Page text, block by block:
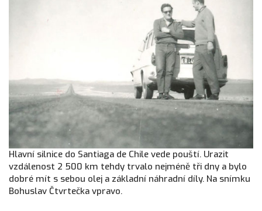
Hlavní silnice do Santiaga de Chile vede pouští. Urazit
vzdálenost 2 500 km tehdy trvalo nejméně tři dny a bylo
dobré mít s sebou olej a základní náhradní díly. Na snímku
Bohuslav Čtvrtečka vpravo.